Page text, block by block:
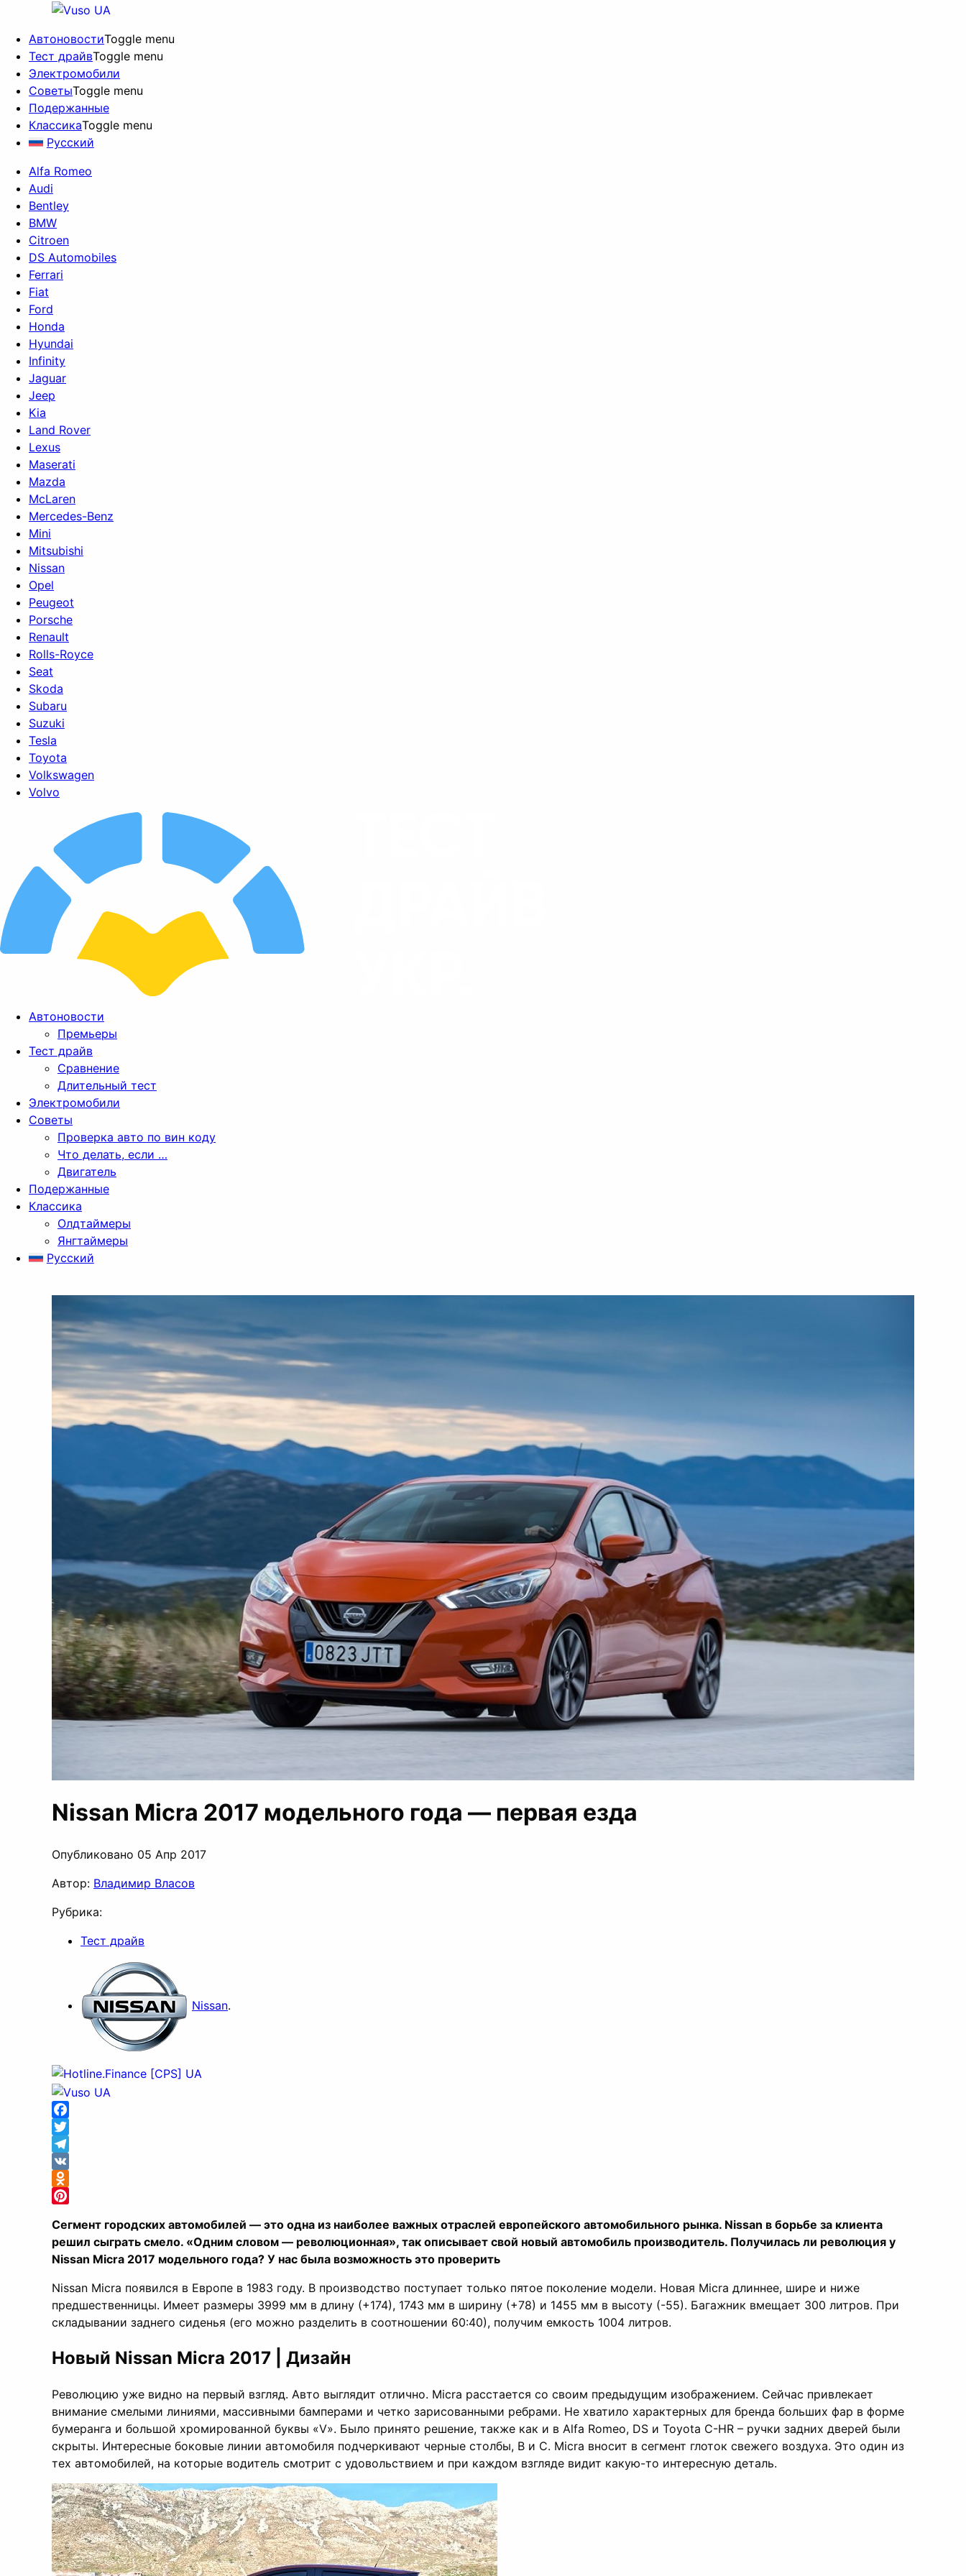
АвтоновостиToggle menu
Тест драйвToggle menu
Электромобили
СоветыToggle menu
Подержанные
КлассикаToggle menu
Русский
Alfa Romeo
Audi
Bentley
BMW
Citroen
DS Automobiles
Ferrari
Fiat
Ford
Honda
Hyundai
Infinity
Jaguar
Jeep
Kia
Land Rover
Lexus
Maserati
Mazda
McLaren
Mercedes-Benz
Mini
Mitsubishi
Nissan
Opel
Peugeot
Porsche
Renault
Rolls-Royce
Seat
Skoda
Subaru
Suzuki
Tesla
Toyota
Volkswagen
Volvo
Автоновости
Премьеры
Тест драйв
Сравнение
Длительный тест
Электромобили
Советы
Проверка авто по вин коду
Что делать, если …
Двигатель
Подержанные
Классика
Олдтаймеры
Янгтаймеры
Русский
Nissan Micra 2017 модельного года — первая езда
Опубликовано 05 Апр 2017
Автор: Владимир Власов
Рубрика:
Тест драйв
Nissan.
Facebook
Twitter
Telegram
VK
Odnoklassniki
Сегмент городских автомобилей — это одна из наиболее важных отраслей европейского автомобильного рынка. Nissan в борьбе за клиента
решил сыграть смело. «Одним словом — революционная», так описывает свой новый автомобиль производитель. Получилась ли революция у
Nissan Micra 2017 модельного года? У нас была возможность это проверить
Nissan Micra появился в Европе в 1983 году. В производство поступает только пятое поколение модели. Новая Micra длиннее, шире и ниже
предшественницы. Имеет размеры 3999 мм в длину (+174), 1743 мм в ширину (+78) и 1455 мм в высоту (-55). Багажник вмещает 300 литров. При
складывании заднего сиденья (его можно разделить в соотношении 60:40), получим емкость 1004 литров.
Новый Nissan Micra 2017 | Дизайн
Революцию уже видно на первый взгляд. Авто выглядит отлично. Micra расстается со своим предыдущим изображением. Сейчас привлекает
внимание смелыми линиями, массивными бамперами и четко зарисованными ребрами. Не хватило характерных для бренда больших фар в форме
бумеранга и большой хромированной буквы «V». Было принято решение, также как и в Alfa Romeo, DS и Toyota C-HR – ручки задних дверей были
скрыты. Интересные боковые линии автомобиля подчеркивают черные столбы, B и C. Micra вносит в сегмент глоток свежего воздуха. Это один из
тех автомобилей, на которые водитель смотрит с удовольствием и при каждом взгляде видит какую-то интересную деталь.